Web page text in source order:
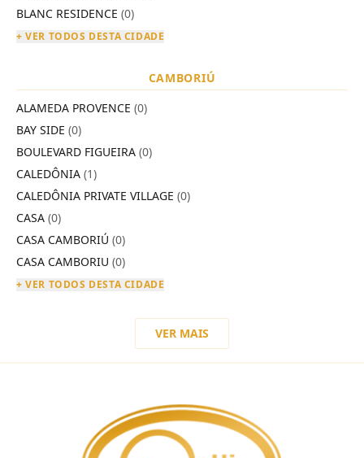
BLANC RESIDENCE (0)
+ VER TODOS DESTA CIDADE
CAMBORIÚ
ALAMEDA PROVENCE (0)
BAY SIDE (0)
BOULEVARD FIGUEIRA (0)
CALEDÔNIA (1)
CALEDÔNIA PRIVATE VILLAGE (0)
CASA (0)
CASA CAMBORIÚ (0)
CASA CAMBORIU (0)
+ VER TODOS DESTA CIDADE
VER MAIS